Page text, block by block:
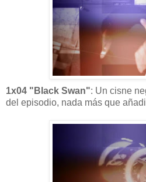
1x04 "Black Swan": Un cisne
del episodio, nada más que